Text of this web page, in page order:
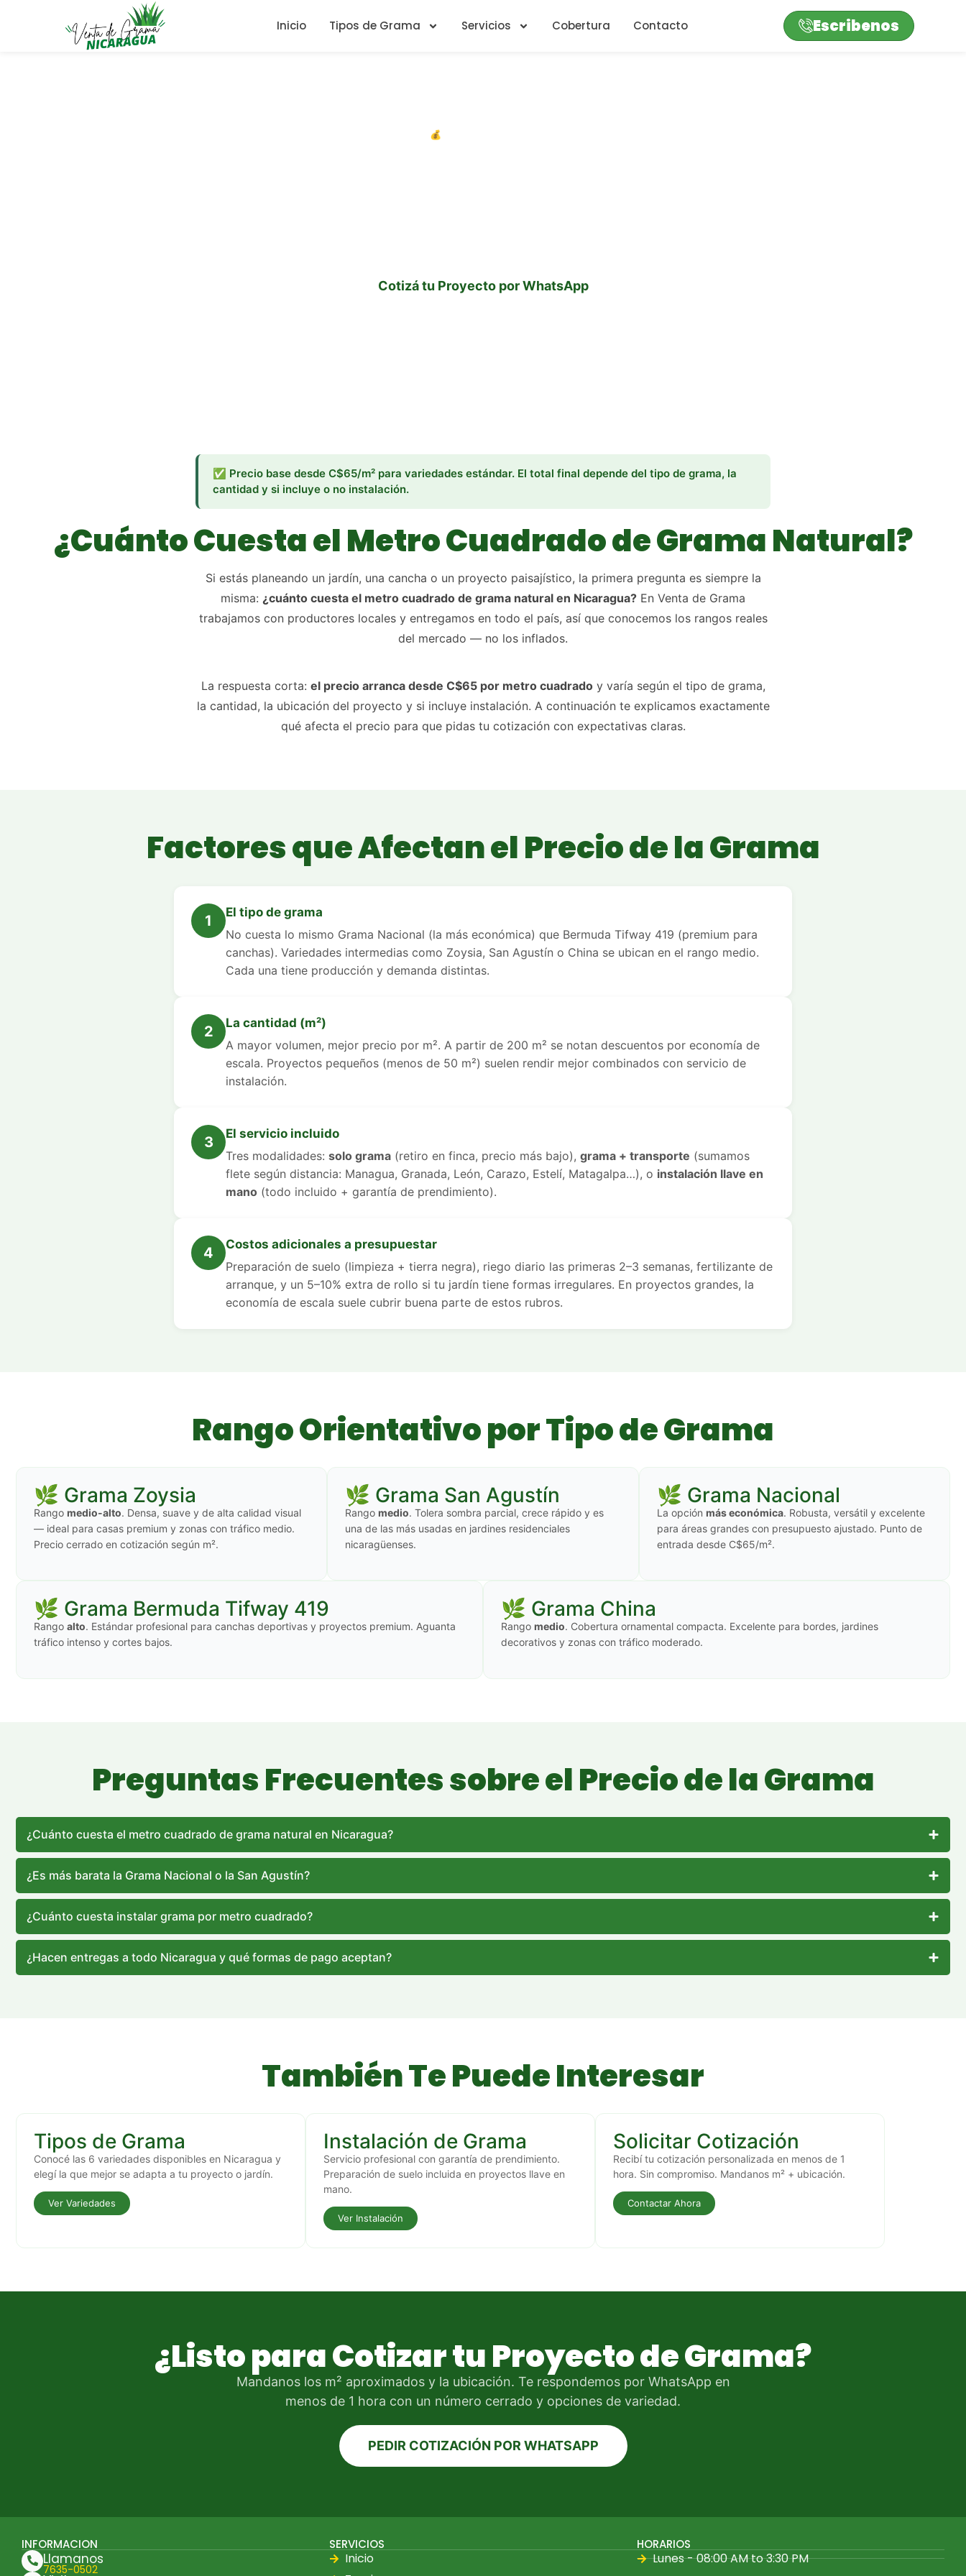
Inicio Tipos de Grama Servicios Cobertura Contacto Escribenos
💰 GUÍA DE PRECIOS
Cotizá tu Proyecto por WhatsApp
✅ Precio base desde C$65/m² para variedades estándar. El total final depende del tipo de grama, la
cantidad y si incluye o no instalación.
¿Cuánto Cuesta el Metro Cuadrado de Grama Natural?
Si estás planeando un jardín, una cancha o un proyecto paisajístico, la primera pregunta es siempre la
misma: ¿cuánto cuesta el metro cuadrado de grama natural en Nicaragua? En Venta de Grama
trabajamos con productores locales y entregamos en todo el país, así que conocemos los rangos reales
del mercado — no los inflados.
La respuesta corta: el precio arranca desde C$65 por metro cuadradoy varía según el tipo de grama,
la cantidad, la ubicación del proyecto y si incluye instalación. A continuación te explicamos exactamente
qué afecta el precio para que pidas tu cotización con expectativas claras.
Factores que Afectan el Precio de la Grama
1
El tipo de grama
No cuesta lo mismo Grama Nacional (la más económica) que Bermuda Tifway 419 (premium para
canchas). Variedades intermedias como Zoysia, San Agustín o China se ubican en el rango medio.
Cada una tiene producción y demanda distintas.
2
La cantidad (m²)
A mayor volumen, mejor precio por m². A partir de 200 m² se notan descuentos por economía de
escala. Proyectos pequeños (menos de 50 m²) suelen rendir mejor combinados con servicio de
instalación.
3
El servicio incluido
Tres modalidades: solo grama (retiro en finca, precio más bajo), grama + transporte (sumamos
flete según distancia: Managua, Granada, León, Carazo, Estelí, Matagalpa…), o instalación llave en
mano (todo incluido + garantía de prendimiento).
4
Costos adicionales a presupuestar
Preparación de suelo (limpieza + tierra negra), riego diario las primeras 2–3 semanas, fertilizante de
arranque, y un 5–10% extra de rollo si tu jardín tiene formas irregulares. En proyectos grandes, la
economía de escala suele cubrir buena parte de estos rubros.
Rango Orientativo por Tipo de Grama
🌿 Grama Zoysia
Rango medio-alto. Densa, suave y de alta calidad visual
— ideal para casas premium y zonas con tráfico medio.
Precio cerrado en cotización según m².
🌿 Grama San Agustín
Rangomedio. Tolera sombra parcial, crece rápido y es
una de las más usadas en jardines residenciales
nicaragüenses.
🌿 Grama Nacional
La opción más económica. Robusta, versátil y excelente
para áreas grandes con presupuesto ajustado. Punto de
entrada desde C$65/m².
🌿 Grama Bermuda Tifway 419
Rango alto. Estándar profesional para canchas deportivas y proyectos premium. Aguanta
tráfico intenso y cortes bajos.
🌿 Grama China
Rango medio. Cobertura ornamental compacta. Excelente para bordes, jardines
decorativos y zonas con tráfico moderado.
Preguntas Frecuentes sobre el Precio de la Grama
¿Cuánto cuesta el metro cuadrado de grama natural en Nicaragua?
¿Es más barata la Grama Nacional o la San Agustín?
¿Cuánto cuesta instalar grama por metro cuadrado?
¿Hacen entregas a todo Nicaragua y qué formas de pago aceptan?
También Te Puede Interesar
Tipos de Grama
Conocé las 6 variedades disponibles en Nicaragua y
elegí la que mejor se adapta a tu proyecto o jardín.
Ver Variedades
Instalación de Grama
Servicio profesional con garantía de prendimiento.
Preparación de suelo incluida en proyectos llave en
mano.
Ver Instalación
Solicitar Cotización
Recibí tu cotización personalizada en menos de 1
hora. Sin compromiso. Mandanos m² + ubicación.
Contactar Ahora
¿Listo para Cotizar tu Proyecto de Grama?
Mandanos los m² aproximados y la ubicación. Te respondemos por WhatsApp en
menos de 1 hora con un número cerrado y opciones de variedad.
PEDIR COTIZACIÓN POR WHATSAPP
INFORMACION
Llamanos
7635-0502
SERVICIOS
Inicio
HORARIOS
Lunes - 08:00 AM to 3:30 PM